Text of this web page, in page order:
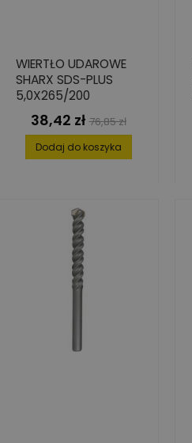
WIERTŁO UDAROWE
SHARX SDS-PLUS
5,0X265/200
Cena
38,42 zł Cena
podstawowa
76,85 zł
Dodaj do koszyka